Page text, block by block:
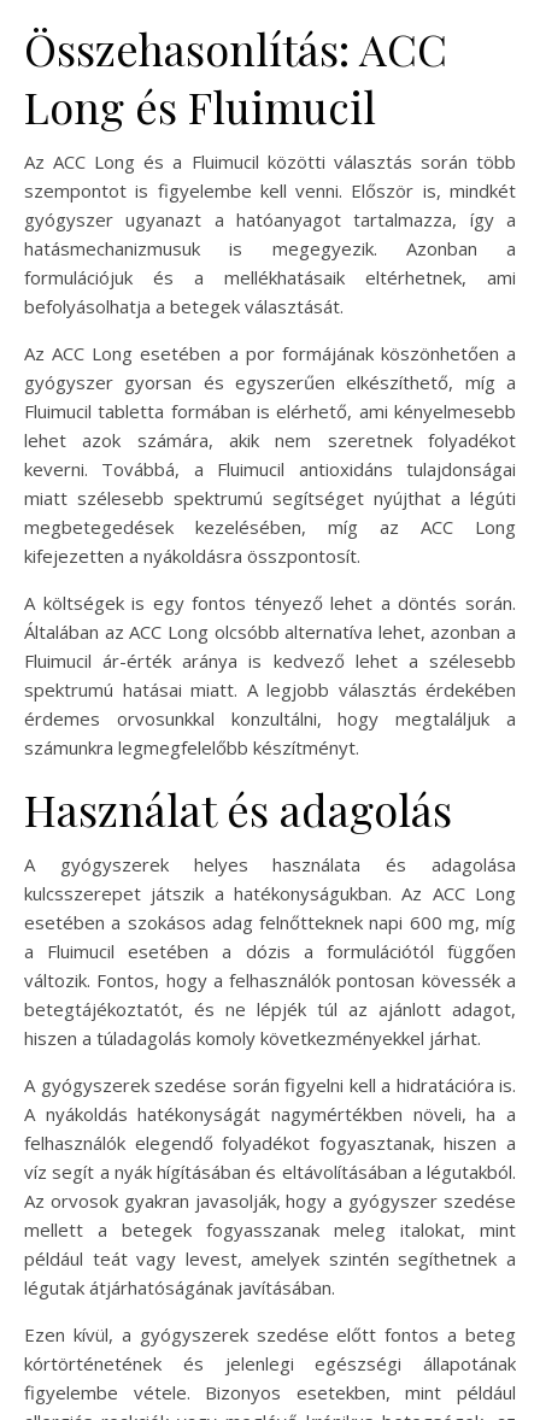
Összehasonlítás: ACC
Long és Fluimucil
Az ACC Long és a Fluimucil közötti választás során több
szempontot is figyelembe kell venni. Először is, mindkét
gyógyszer ugyanazt a hatóanyagot tartalmazza, így a
hatásmechanizmusuk is megegyezik. Azonban a
formulációjuk és a mellékhatásaik eltérhetnek, ami
befolyásolhatja a betegek választását.
Az ACC Long esetében a por formájának köszönhetően a
gyógyszer gyorsan és egyszerűen elkészíthető, míg a
Fluimucil tabletta formában is elérhető, ami kényelmesebb
lehet azok számára, akik nem szeretnek folyadékot
keverni. Továbbá, a Fluimucil antioxidáns tulajdonságai
miatt szélesebb spektrumú segítséget nyújthat a légúti
megbetegedések kezelésében, míg az ACC Long
kifejezetten a nyákoldásra összpontosít.
A költségek is egy fontos tényező lehet a döntés során.
Általában az ACC Long olcsóbb alternatíva lehet, azonban a
Fluimucil ár-érték aránya is kedvező lehet a szélesebb
spektrumú hatásai miatt. A legjobb választás érdekében
érdemes orvosunkkal konzultálni, hogy megtaláljuk a
számunkra legmegfelelőbb készítményt.
Használat és adagolás
A gyógyszerek helyes használata és adagolása
kulcsszerepet játszik a hatékonyságukban. Az ACC Long
esetében a szokásos adag felnőtteknek napi 600 mg, míg
a Fluimucil esetében a dózis a formulációtól függően
változik. Fontos, hogy a felhasználók pontosan kövessék a
betegtájékoztatót, és ne lépjék túl az ajánlott adagot,
hiszen a túladagolás komoly következményekkel járhat.
A gyógyszerek szedése során figyelni kell a hidratációra is.
A nyákoldás hatékonyságát nagymértékben növeli, ha a
felhasználók elegendő folyadékot fogyasztanak, hiszen a
víz segít a nyák hígításában és eltávolításában a légutakból.
Az orvosok gyakran javasolják, hogy a gyógyszer szedése
mellett a betegek fogyasszanak meleg italokat, mint
például teát vagy levest, amelyek szintén segíthetnek a
légutak átjárhatóságának javításában.
Ezen kívül, a gyógyszerek szedése előtt fontos a beteg
kórtörténetének és jelenlegi egészségi állapotának
figyelembe vétele. Bizonyos esetekben, mint például